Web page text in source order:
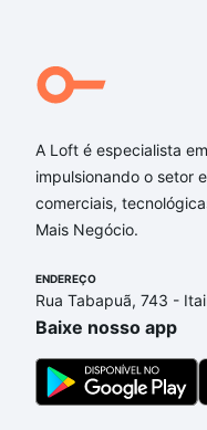
A Loft é especialista
impulsionando o setor
comerciais,
Mais Negócio.
ENDEREÇO
Rua Tabapuã, 743 -
Baixe nosso app